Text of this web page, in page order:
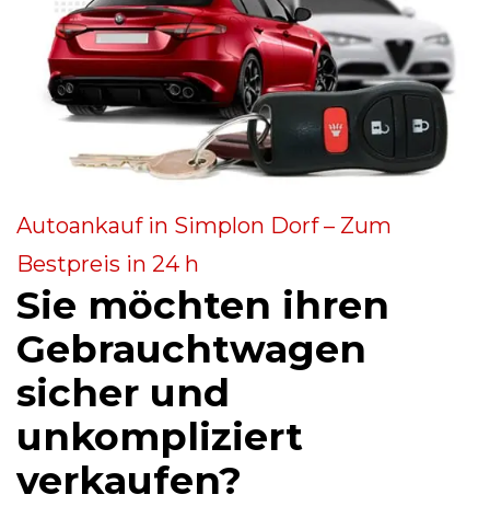
Autoankauf in Simplon Dorf – Zum
Bestpreis in 24 h
Sie möchten ihren
Gebrauchtwagen
sicher und
unkompliziert
verkaufen?